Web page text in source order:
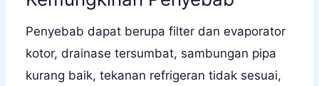
Penyebab dapat berupa filter dan evaporator
kotor, drainase tersumbat, sambungan pipa
kurang baik, tekanan refrigeran tidak sesuai,